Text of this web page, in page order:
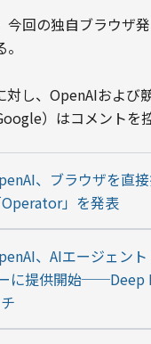
今回の独自ブラウザ
対し、OpenAIおよび
）はコメントを
、ブラウザを直
」を発表
、AIエージェント
に提供開始──Deep